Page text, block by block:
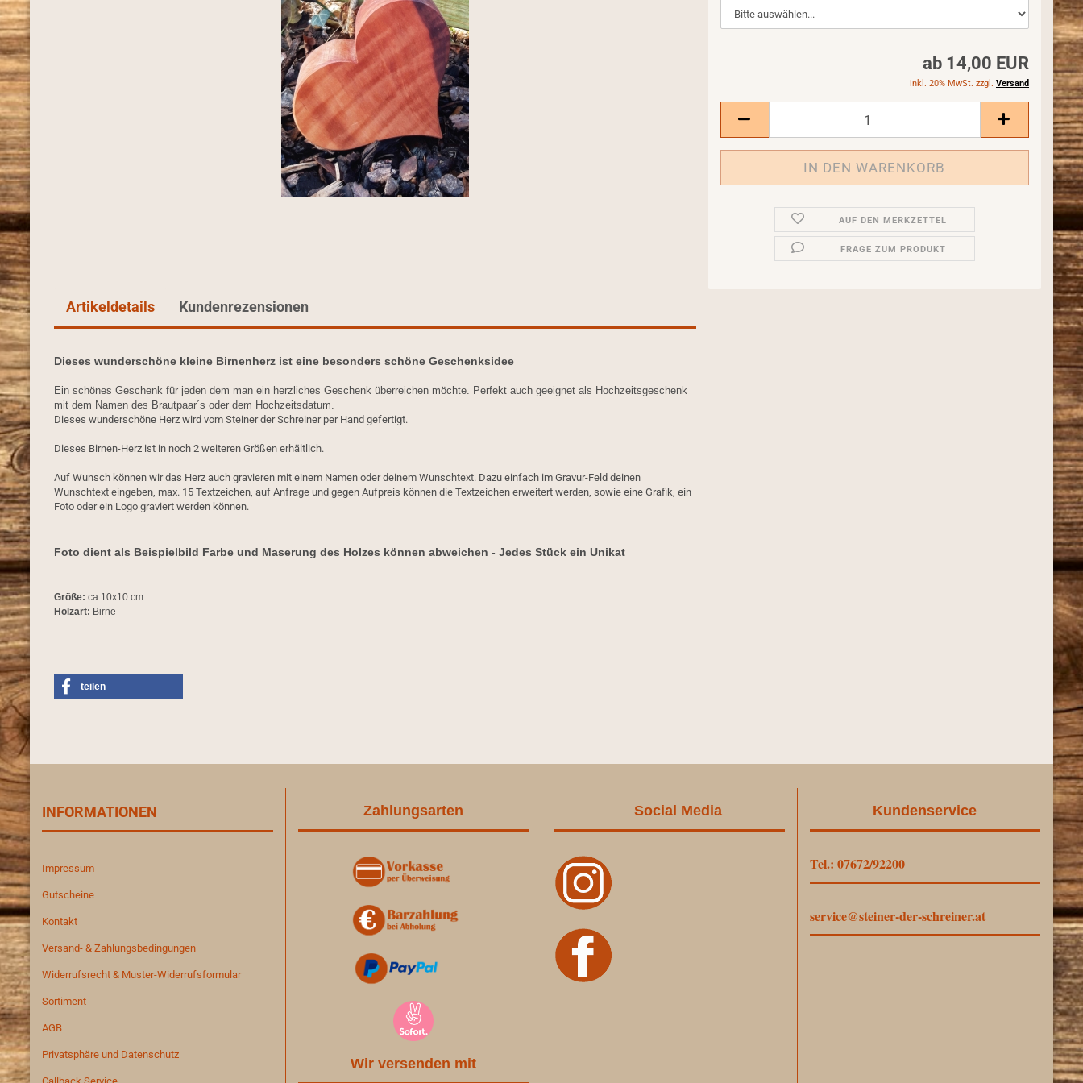
ab 14,00 EUR
inkl. 20% MwSt. zzgl. Versand
AUF DEN MERKZETTEL
FRAGE ZUM PRODUKT
Artikeldetails Kundenrezensionen
Dieses wunderschöne kleine Birnenherz ist eine besonders schöne Geschenksidee
Ein schönes Geschenk für jeden dem man ein herzliches Geschenk überreichen möchte. Perfekt auch geeignet als Hochzeitsgeschenk
mit dem Namen des Brautpaar´s oder dem Hochzeitsdatum.
Dieses wunderschöne Herz wird vom Steiner der Schreiner per Hand gefertigt.
Dieses Birnen-Herz ist in noch 2 weiteren Größen erhältlich.
Auf Wunsch können wir das Herz auch gravieren mit einem Namen oder deinem Wunschtext. Dazu einfach im Gravur-Feld deinen
Wunschtext eingeben, max. 15 Textzeichen, auf Anfrage und gegen Aufpreis können die Textzeichen erweitert werden, sowie eine Grafik, ein
Foto oder ein Logo graviert werden können.
Foto dient als Beispielbild Farbe und Maserung des Holzes können abweichen - Jedes Stück ein Unikat
Größe: ca.10x10 cm
Holzart: Birne
teilen
INFORMATIONEN
Impressum
Gutscheine
Kontakt
Versand- & Zahlungsbedingungen
Widerrufsrecht & Muster-Widerrufsformular
Sortiment
AGB
Privatsphäre und Datenschutz
Zahlungsarten
Wir versenden mit
Social Media Kundenservice
Tel.: 07672/92200
service@steiner-der-schreiner.at